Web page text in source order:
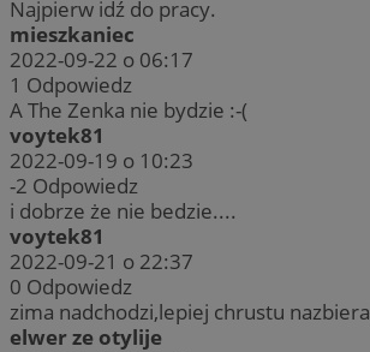
Najpierw idź do pracy.
mieszkaniec
2022-09-22 o 06:17
1 Odpowiedz
A The Zenka nie bydzie :-(
voytek81
2022-09-19 o 10:23
-2 Odpowiedz
i dobrze że nie bedzie....
voytek81
2022-09-21 o 22:37
0 Odpowiedz
zima nadchodzi,lepiej chrustu
elwer ze otylije